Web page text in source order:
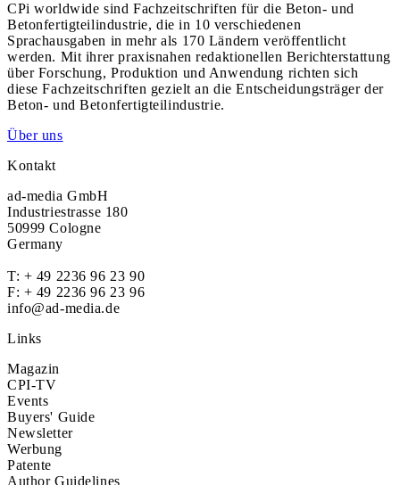
CPi worldwide sind Fachzeitschriften für die Beton- und
Betonfertigteilindustrie, die in 10 verschiedenen
Sprachausgaben in mehr als 170 Ländern veröffentlicht
werden. Mit ihrer praxisnahen redaktionellen Berichterstattung
über Forschung, Produktion und Anwendung richten sich
diese Fachzeitschriften gezielt an die Entscheidungsträger der
Beton- und Betonfertigteilindustrie.
Über uns
Kontakt
ad-media GmbH
Industriestrasse 180
50999 Cologne
Germany
T: + 49 2236 96 23 90
F: + 49 2236 96 23 96
info@ad-media.de
Links
Magazin
CPI-TV
Events
Buyers' Guide
Newsletter
Werbung
Patente
Author Guidelines